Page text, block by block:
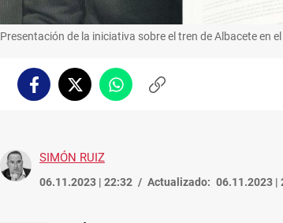
Presentación de la iniciativa sobre el tren de Albacete en
FacebookTwitterWhatsappCopiar
SIMÓN RUIZ
06.11.2023 | 22:32 Actualizado: 06.11.2023 |